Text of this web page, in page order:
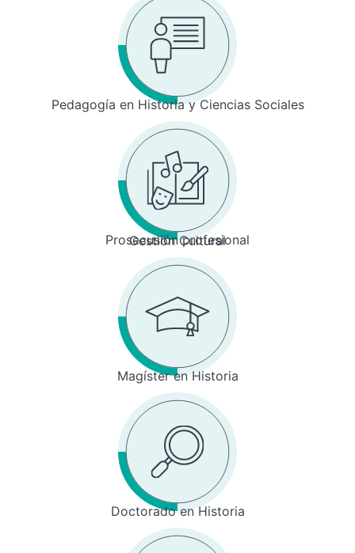
Pedagogía en Historia y Ciencias Sociales
Prosecusión profesional
Gestión Cultural
Magíster en Historia
Doctorado en Historia